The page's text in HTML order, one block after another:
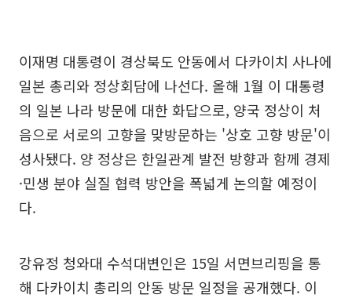
이재명 대통령이 경상북도 안동에서 다카이치 사나에
일본 총리와 정상회담에 나선다. 올해 1월 이 대통령
의 일본 나라 방문에 대한 화답으로, 양국 정상이 처
음으로 서로의 고향을 맞방문하는 '상호 고향 방문'이
성사됐다. 양 정상은 한일관계 발전 방향과 함께 경제
·민생 분야 실질 협력 방안을 폭넓게 논의할 예정이
다.
강유정 청와대 수석대변인은 15일 서면브리핑을 통
해 다카이치 총리의 안동 방문 일정을 공개했다. 이